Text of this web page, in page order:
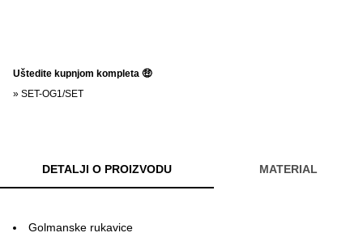
Uštedite kupnjom kompleta 🤑
» SET-OG1/SET
DETALJI O PROIZVODU MATERIAL
Golmanske rukavice